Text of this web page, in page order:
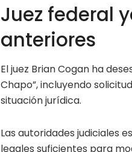
Juez federal
anteriores
El juez Brian Cogan ha
Chapo”, incluyendo
situación jurídica.
Las autoridades judiciales
legales suficientes para